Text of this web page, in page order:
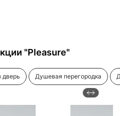
"Pleasure"
дверь душевая перегородка